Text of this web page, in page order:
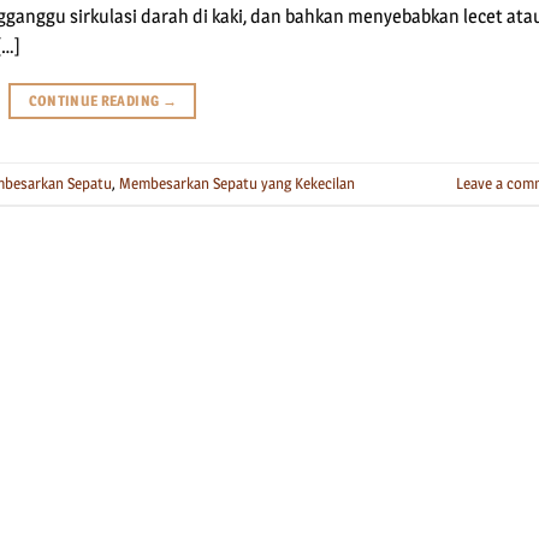
sirkulasi darah di kaki, dan bahkan menyebabkan lecet
CONTINUE READING →
Sepatu, Membesarkan Sepatu yang Kekecilan Leave a